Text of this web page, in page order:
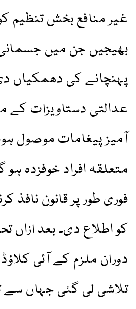
غیر منافع بخش تنظیم
بھیجیں جن میں
پہنچانے کی دھمکیاں
عدالتی دستاویزات کے
آمیز پیغامات موصول
متعلقہ افراد خوفزدہ ہو
فوری طور پر قانون نافذ
کو اطلاع دی۔ بعد ازاں
دوران ملزم کے آئی
تلاشی لی گئی جہاں سے